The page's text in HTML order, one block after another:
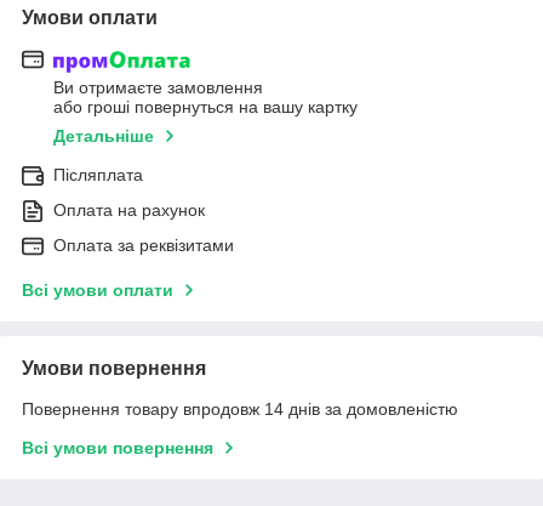
Умови оплати
Ви отримаєте замовлення
або гроші повернуться на вашу картку
Детальніше
Післяплата
Оплата на рахунок
Оплата за реквізитами
Всі умови оплати
Умови повернення
Повернення товару впродовж 14 днів за домовленістю
Всі умови повернення